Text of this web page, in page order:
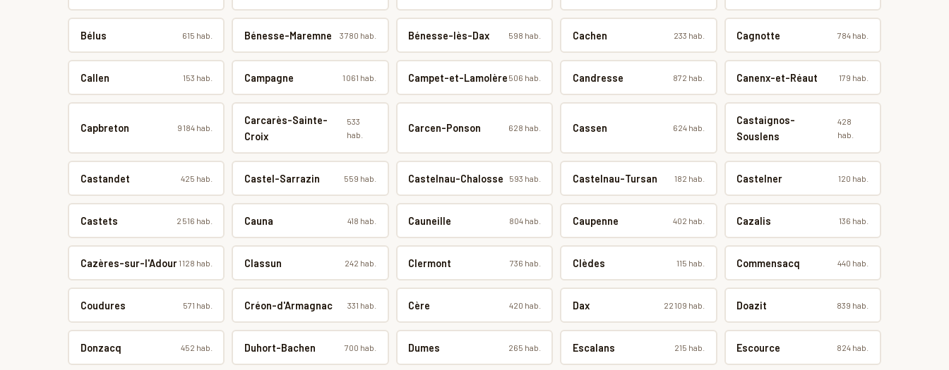
Bélus 615 hab. Bénesse-Maremne 3 780 hab. Bénesse-lès-Dax 598 hab. Cachen 233 hab. Cagnotte 784 hab.
Callen 153 hab. Campagne 1 061 hab. Campet-et-Lamolère 506 hab. Candresse 872 hab. Canenx-et-Réaut 179 hab.
Capbreton 9 184 hab.
Carcarès-Sainte-
Croix
533
hab.
Carcen-Ponson 628 hab. Cassen 624 hab.
Castaignos-
Souslens
428
hab.
Castandet 425 hab. Castel-Sarrazin 559 hab. Castelnau-Chalosse 593 hab. Castelnau-Tursan 182 hab. Castelner 120 hab.
Castets 2 516 hab. Cauna 418 hab. Cauneille 804 hab. Caupenne 402 hab. Cazalis 136 hab.
Cazères-sur-l'Adour1 128 hab. Classun 242 hab. Clermont 736 hab. Clèdes 115 hab. Commensacq 440 hab.
Coudures 571 hab. Créon-d'Armagnac 331 hab. Cère 420 hab. Dax 22 109 hab. Doazit 839 hab.
Donzacq 452 hab. Duhort-Bachen 700 hab. Dumes 265 hab. Escalans 215 hab. Escource 824 hab.